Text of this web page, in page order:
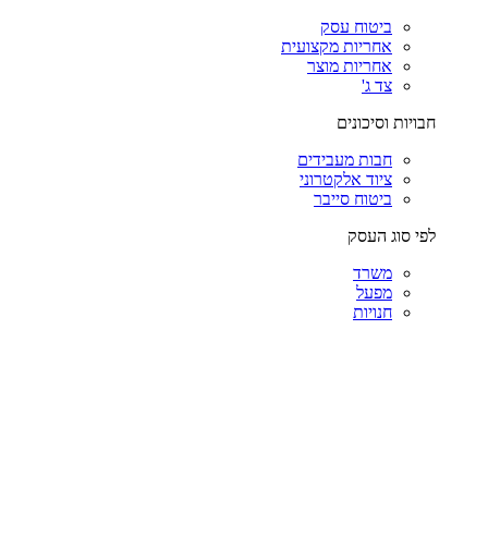
ביטוח עסק
אחריות מקצועית
אחריות מוצר
צד ג'
חבויות וסיכונים
חבות מעבידים
ציוד אלקטרוני
ביטוח סייבר
לפי סוג העסק
משרד
מפעל
חנויות